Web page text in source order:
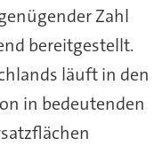
Zahl
bereitgestellt.
läuft in den
in bedeutenden